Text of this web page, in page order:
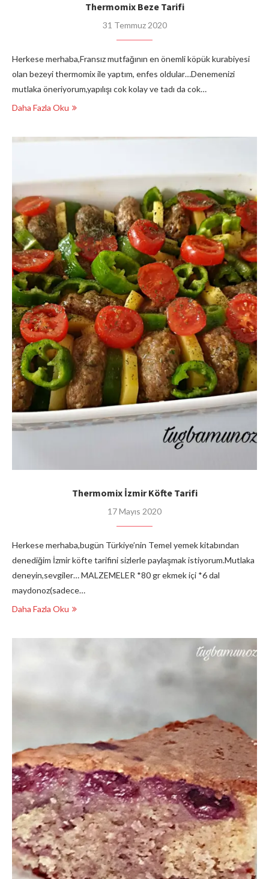
Thermomix Beze Tarifi
31 Temmuz 2020
Herkese merhaba,Fransız mutfağının en önemli köpük kurabiyesi
olan bezeyi thermomix ile yaptım, enfes oldular…Denemenizi
mutlaka öneriyorum,yapılışı cok kolay ve tadı da cok…
Daha Fazla Oku
Thermomix İzmir Köfte Tarifi
17 Mayıs 2020
Herkese merhaba,bugün Türkiye’nin Temel yemek kitabından
denediğim İzmir köfte tarifini sizlerle paylaşmak istiyorum.Mutlaka
deneyin,sevgiler… MALZEMELER *80 gr ekmek içi *6 dal
maydonoz(sadece…
Daha Fazla Oku